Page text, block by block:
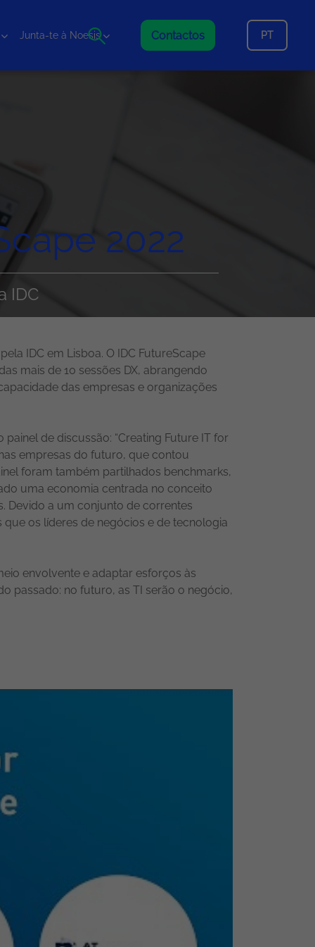
Junta-te à Noesis Contactos PT
2022
IDC
IDC em Lisboa. O IDC FutureScape
mais de 10 sessões DX, abrangendo
das empresas e organizações
de discussão: “Creating Future IT for
empresas do futuro, que contou
foram também partilhados benchmarks,
uma economia centrada no conceito
Devido a um conjunto de correntes
os líderes de negócios e de tecnologia
envolvente e adaptar esforços às
passado: no futuro, as TI serão o negócio,